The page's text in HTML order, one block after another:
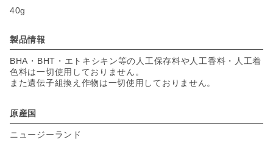
40g
製品情報
BHA・BHT・エトキシキン等の人工保存料や人工香料・人工着
色料は一切使用しておりません。
また遺伝子組換え作物は一切使用しておりません。
原産国
ニュージーランド